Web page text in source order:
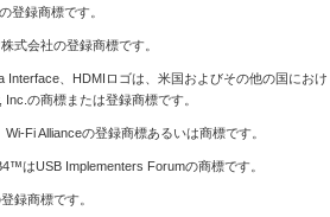
登録商標です。
式会社の登録商標です。
Interface、HDMIロゴは、米国およびその他の国におけ
の商標または登録商標です。
Fi Allianceの登録商標あるいは商標です。
はUSB Implementers Forumの商標です。
録商標です。